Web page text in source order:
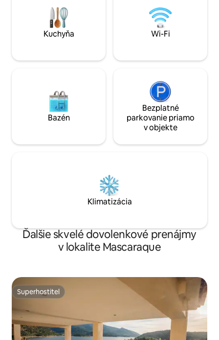
cocina, WIFI gratis, cuna bajo petición,
secador de pelo.
vykonávať
Domáce zvieratá sú povolené
februára, marca
borovicového
Kuchyňa Wi-Fi
Bazén
Bezplatné
parkovanie priamo
v objekte
Klimatizácia
Ďalšie skvelé dovolenkové prenájmy
v lokalite Mascaraque
Superhostiteľ
Superhostiteľ